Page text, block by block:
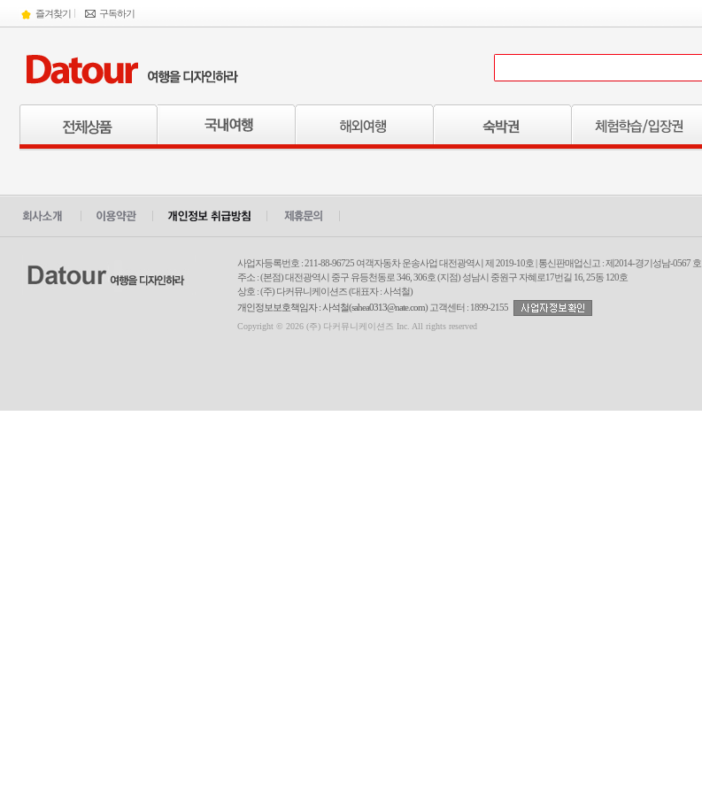
즐겨찾기 구독하기
사업자등록번호 : 211-88-96725 여객자동차 운송사업 대전광역시 제 2019-10호 | 통신판매업신고 : 제2014-경기성남-0567 호
주소 : (본점) 대전광역시 중구 유등천동로 346, 306호 (지점) 성남시 중원구 자혜로17번길 16, 25동 120호
상호 : (주) 다커뮤니케이션즈 (대표자 : 사석철)
개인정보보호책임자 : 사석철(sahea0313@nate.com) 고객센터 : 1899-2155
Copyright © 2026 (주) 다커뮤니케이션즈 Inc. All rights reserved